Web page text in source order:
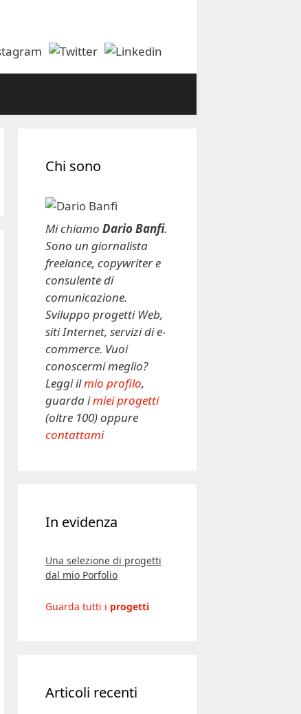
Chi sono
Mi chiamo Dario Banfi.
Sono un giornalista
freelance, copywriter e
consulente di
comunicazione.
Sviluppo progetti Web,
siti Internet, servizi di e-
commerce. Vuoi
conoscermi meglio?
Leggi ilmio profilo,
guarda imiei progetti
(oltre 100) oppure
contattami
In evidenza
Una selezione di progetti
dal mio Porfolio
Guarda tutti i progetti
Articoli recenti